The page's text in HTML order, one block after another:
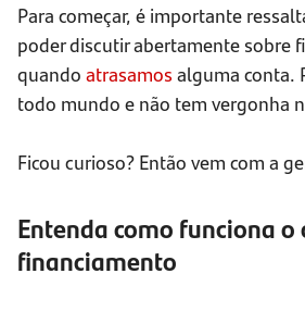
Para começar, é importante
poder discutir abertamente sobre
quando atrasamos alguma conta.
todo mundo e não tem vergonha
Ficou curioso? Então vem com a
Entenda como funciona
financiamento